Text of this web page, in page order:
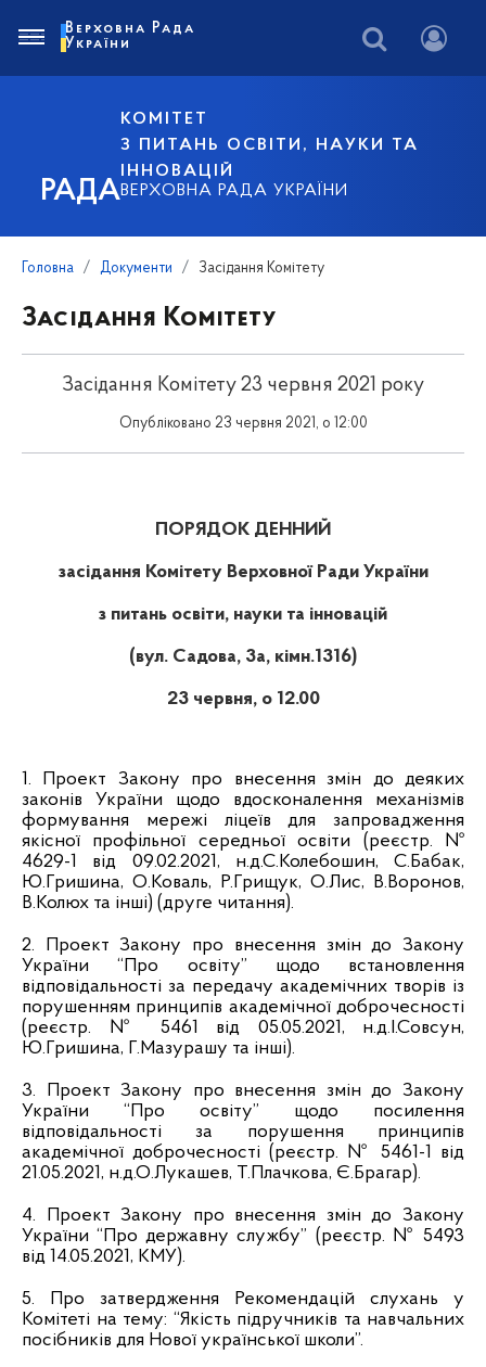
РАДА
КОМІТЕТ
З ПИТАНЬ ОСВІТИ, НАУКИ ТА
ІННОВАЦІЙ
ВЕРХОВНА РАДА УКРАЇНИ
Верховна Рада
України
Головна Документи Засідання Комітету
Засідання Комітету
Засідання Комітету 23 червня 2021 року
Опубліковано 23 червня 2021, о 12:00
ПОРЯДОК ДЕННИЙ
засідання Комітету Верховної Ради України
з питань освіти, науки та інновацій
(вул. Садова, 3а, кімн.1316)
23 червня, о 12.00
1. Проект Закону про внесення змін до деяких
законів України щодо вдосконалення механізмів
формування мережі ліцеїв для запровадження
якісної профільної середньої освіти (реєстр. №
4629-1 від 09.02.2021, н.д.С.Колебошин, С.Бабак,
Ю.Гришина, О.Коваль, Р.Грищук, О.Лис, В.Воронов,
В.Колюх та інші) (друге читання).
2.
Проект Закону про внесення змін до Закону
України “Про освіту” щодо встановлення
відповідальності за передачу академічних творів із
порушенням принципів академічної доброчесності
(реєстр. № 5461 від 05.05.2021, н.д.І.Совсун,
Ю.Гришина, Г.Мазурашу та інші).
3. Проект Закону про внесення змін до Закону
України “Про освіту” щодо посилення
відповідальності за порушення принципів
академічної доброчесності (реєстр. № 5461-1 від
21.05.2021, н.д.О.Лукашев, Т.Плачкова, Є.Брагар).
4.
Проект Закону про внесення змін до Закону
України “Про державну службу” (реєстр. № 5493
від 14.05.2021, КМУ).
5. Про затвердження Рекомендацій слухань у
Комітеті на тему: “Якість підручників та навчальних
посібників для Нової української школи”.